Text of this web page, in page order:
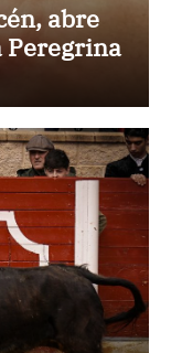
abre
Peregrina